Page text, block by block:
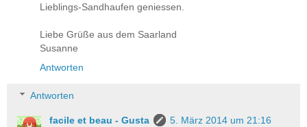
Lieblings-Sandhaufen geniessen.
Liebe Grüße aus dem Saarland
Susanne
Antworten
Antworten
facile et beau - Gusta
5. März 2014 um 21:16